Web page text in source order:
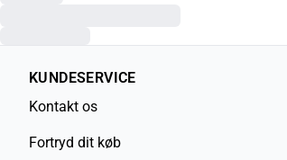
KUNDESERVICE
Kontakt os
Fortryd dit køb